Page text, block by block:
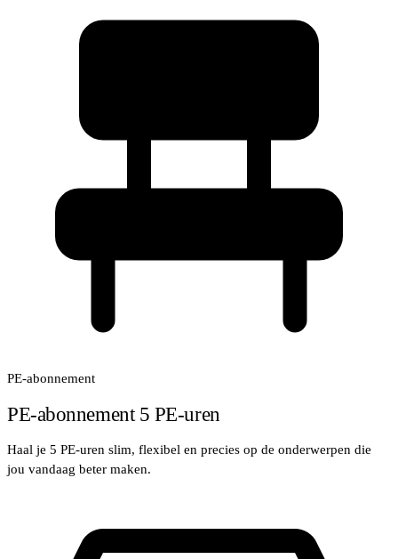
PE-abonnement
PE‑abonnement 5 PE‑uren
Haal je 5 PE-uren slim, flexibel en precies op de onderwerpen die
jou vandaag beter maken.